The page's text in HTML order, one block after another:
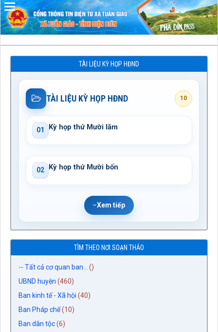
TÀI LIỆU KỲ HỌP HĐND
TÀI LIỆU KỲ HỌP HĐND 10
01 Kỳ họp thứ Mười lăm
02 Kỳ họp thứ Mười bốn
Xem tiếp
TÌM THEO NƠI SOẠN THẢO
-- Tất cả cơ quan ban...
()
UBND huyện (460)
Ban kinh tế - Xã hội (40)
Ban Pháp chế(10)
Ban dân tộc(6)
Đã kết nối EMC